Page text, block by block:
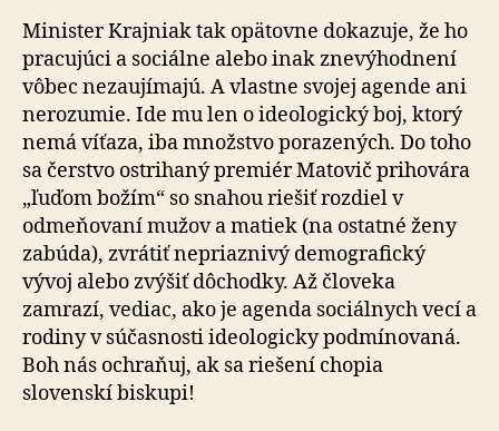
Minister Krajniak tak opätovne dokazuje, že ho
pracujúci a sociálne alebo inak znevýhodnení
vôbec nezaujímajú. A vlastne svojej agende ani
nerozumie. Ide mu len o ideologický boj, ktorý
nemá víťaza, iba množstvo porazených. Do toho
sa čerstvo ostrihaný premiér Matovič prihovára
„ľuďom božím“ so snahou riešiť rozdiel v
odmeňovaní mužov a matiek (na ostatné ženy
zabúda), zvrátiť nepriaznivý demografický
vývoj alebo zvýšiť dôchodky. Až človeka
zamrazí, vediac, ako je agenda sociálnych vecí a
rodiny v súčasnosti ideologicky podmínovaná.
Boh nás ochraňuj, ak sa riešení chopia
slovenskí biskupi!